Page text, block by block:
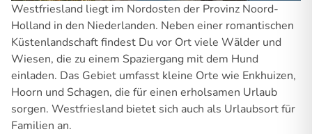
Westfriesland liegt im Nordosten der Provinz Noord-
Holland in den Niederlanden. Neben einer romantischen
Küstenlandschaft findest Du vor Ort viele Wälder und
Wiesen, die zu einem Spaziergang mit dem Hund
einladen. Das Gebiet umfasst kleine Orte wie Enkhuizen,
Hoorn und Schagen, die für einen erholsamen Urlaub
sorgen. Westfriesland bietet sich auch als Urlaubsort für
Familien an.